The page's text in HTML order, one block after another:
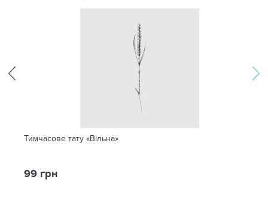
Тимчасове тату «Вільна»
99 грн